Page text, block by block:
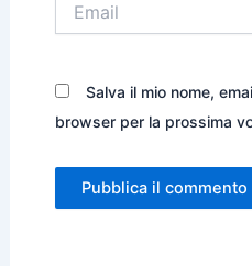
Salva il mio nome,
browser per la prossima